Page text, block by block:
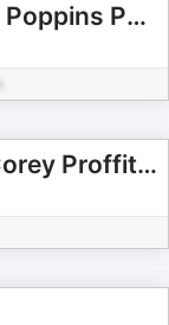
The Middle School Mary Poppins Podcast
Feel Better Today with Corey Proffitt-Boyd